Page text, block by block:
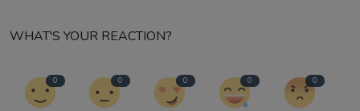
WHAT'S YOUR REACTION?
0 0 0 0 0